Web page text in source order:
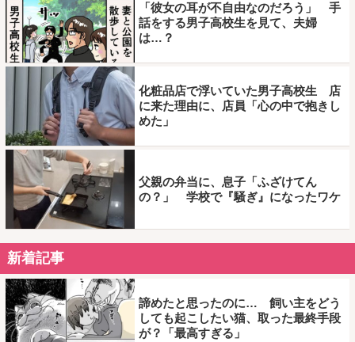
「彼女の耳が不自由なのだろう」 手
話をする男子高校生を見て、夫婦
は…？
化粧品店で浮いていた男子高校生 店
に来た理由に、店員「心の中で抱きし
めた」
父親の弁当に、息子「ふざけてん
の？」 学校で『騒ぎ』になったワケ
新着記事
諦めたと思ったのに… 飼い主をどう
しても起こしたい猫、取った最終手段
が？「最高すぎる」